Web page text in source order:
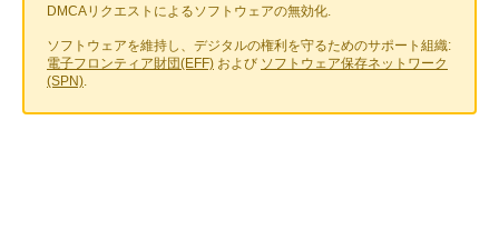
DMCAリクエストによるソフトウェアの無効化.
ソフトウェアを維持し、デジタルの権利を守るためのサポート組織:
電子フロンティア財団(EFF) および ソフトウェア保存ネットワーク
(SPN).